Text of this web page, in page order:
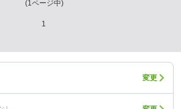
(1ページ中)
1
変更